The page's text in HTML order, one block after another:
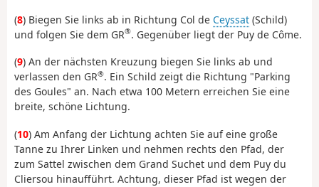
(8) Biegen Sie links ab in Richtung Col de Ceyssat (Schild)
und folgen Sie dem GR®. Gegenüber liegt der Puy de Côme.
(9) An der nächsten Kreuzung biegen Sie links ab und
verlassen den GR®. Ein Schild zeigt die Richtung "Parking
des Goules" an. Nach etwa 100 Metern erreichen Sie eine
breite, schöne Lichtung.
(10) Am Anfang der Lichtung achten Sie auf eine große
Tanne zu Ihrer Linken und nehmen rechts den Pfad, der
zum Sattel zwischen dem Grand Suchet und dem Puy du
Cliersou hinaufführt. Achtung, dieser Pfad ist wegen der